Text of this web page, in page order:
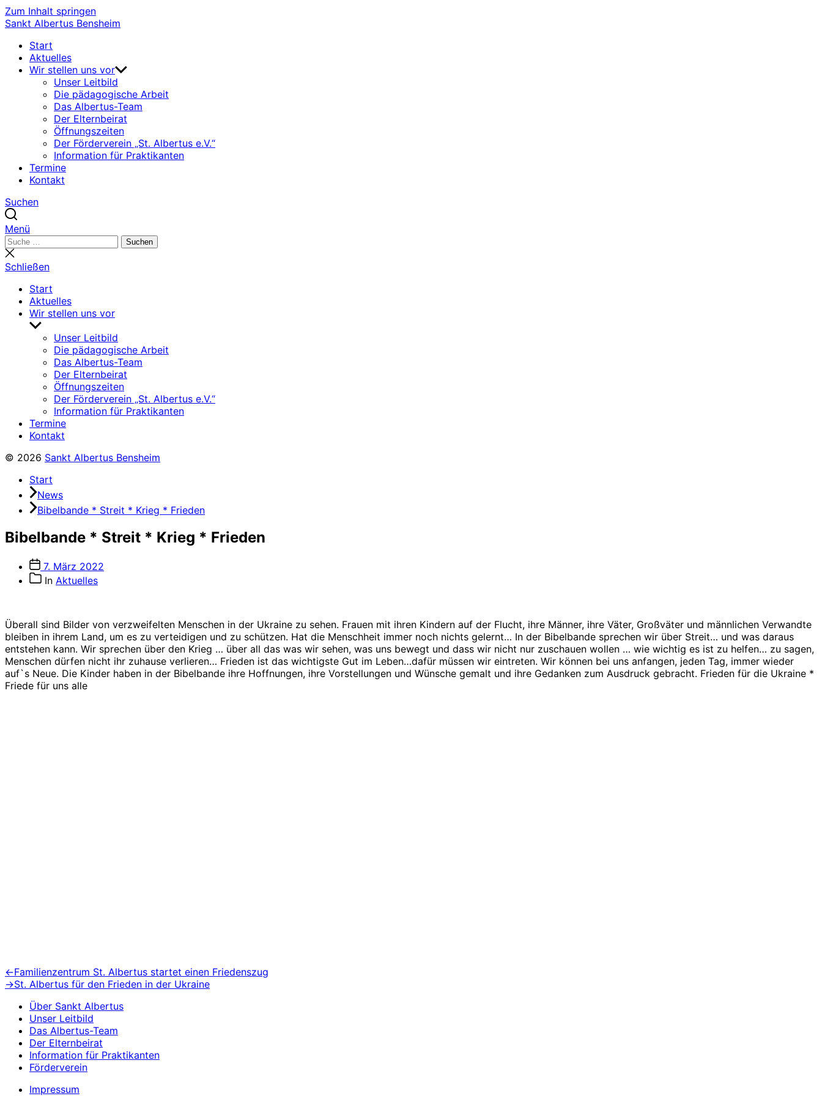
Zum Inhalt springen
Sankt Albertus Bensheim
Start
Aktuelles
Wir stellen uns vor
Unser Leitbild
Die pädagogische Arbeit
Das Albertus-Team
Der Elternbeirat
Öffnungszeiten
Der Förderverein „St. Albertus e.V.“
Information für Praktikanten
Termine
Kontakt
Suchen
Menü
Suchen
nach:
Suchen
Suche
schließen
Schließen
Start
Aktuelles
Wir stellen uns vor
Untermenü
anzeigenUnser Leitbild
Die pädagogische Arbeit
Das Albertus-Team
Der Elternbeirat
Öffnungszeiten
Der Förderverein „St. Albertus e.V.“
Information für Praktikanten
Termine
Kontakt
© 2026 Sankt Albertus Bensheim
Start
News
Bibelbande * Streit * Krieg * Frieden
Bibelbande * Streit * Krieg * Frieden
Veröffentlichungsdatum
7. März 2022
Beitragskategorien
In Aktuelles
Überall sind Bilder von verzweifelten Menschen in der Ukraine zu sehen. Frauen mit ihren Kindern auf der Flucht, ihre Männer, ihre Väter, Großväter und männlichen Verwandte
bleiben in ihrem Land, um es zu verteidigen und zu schützen. Hat die Menschheit immer noch nichts gelernt… In der Bibelbande sprechen wir über Streit… und was daraus
entstehen kann. Wir sprechen über den Krieg … über all das was wir sehen, was uns bewegt und dass wir nicht nur zuschauen wollen … wie wichtig es ist zu helfen… zu sagen,
Menschen dürfen nicht ihr zuhause verlieren… Frieden ist das wichtigste Gut im Leben…dafür müssen wir eintreten. Wir können bei uns anfangen, jeden Tag, immer wieder
auf`s Neue. Die Kinder haben in der Bibelbande ihre Hoffnungen, ihre Vorstellungen und Wünsche gemalt und ihre Gedanken zum Ausdruck gebracht. Frieden für die Ukraine *
Friede für uns alle
Beitragsnavigation
←Vorheriger
Beitrag:
Familienzentrum St. Albertus startet einen Friedenszug
→Nächster
St. Albertus für den Frieden in der Ukraine
Über Sankt Albertus
Unser Leitbild
Das Albertus-Team
Der Elternbeirat
Information für Praktikanten
Förderverein
Impressum